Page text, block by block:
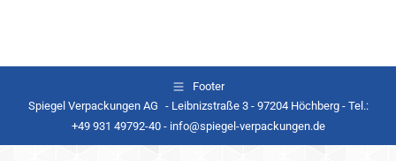
Footer
Spiegel Verpackungen AG - Leibnizstraße 3 - 97204 Höchberg - Tel.:
+49 931 49792-40 - info@spiegel-verpackungen.de